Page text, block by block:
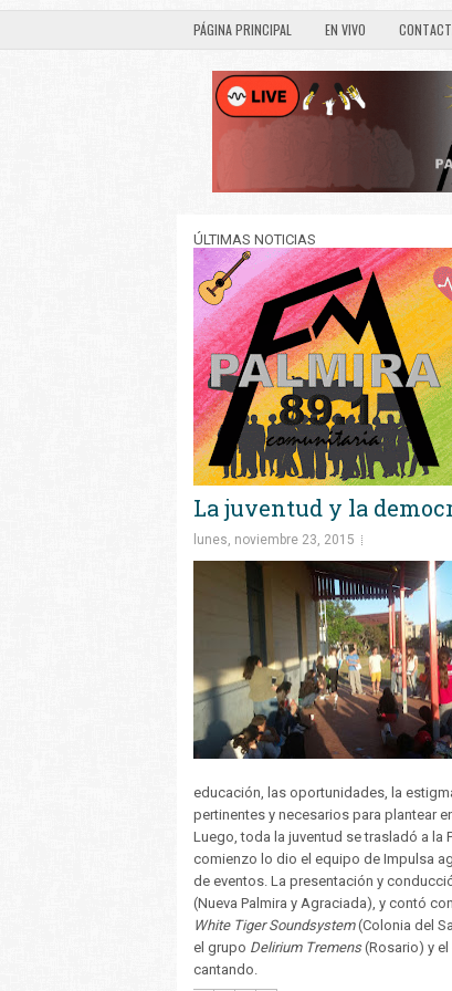
PÁGINA PRINCIPAL EN VIVO
ÚLTIMAS NOTICIAS
La juventud y la
lunes, noviembre 23, 2015
educación, las oportunidades, la
pertinentes y necesarios para plantear
Luego, toda la juventud se trasladó a la
comienzo lo dio el equipo de Impulsa
de eventos. La presentación y
(Nueva Palmira y Agraciada), y contó
White Tiger Soundsystem(Colonia del
el grupo Delirium Tremens(Rosario) y el
cantando.